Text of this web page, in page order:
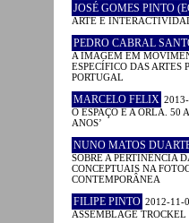
JOSÉ GOMES PINTO
ARTE E
PEDRO CABRAL
A IMAGEM EM
ESPECÍFICO DAS ARTES
PORTUGAL
MARCELO FELIX
O ESPAÇO E A ORLA. 50
ANOS’
NUNO MATOS
SOBRE A PERTINÊNCIA
CONCEPTUAIS NA
CONTEMPORÂNEA
FILIPE PINTO 2012-11-
ASSEMBLAGE TROCKEL